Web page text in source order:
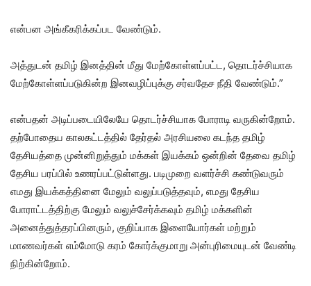
என்பன அங்கீகரிக்கப்பட வேண்டும்.
அத்துடன் தமிழ் இனத்தின் மீது மேற்கோள்ளப்பட்ட, தொடர்ச்சியாக
மேற்கோள்ளப்படுகின்ற இனவழிப்புக்கு சர்வதேச நீதி வேண்டும்.”
என்பதன் அடிப்படையிலேயே தொடர்ச்சியாக போராடி வருகின்றோம்.
தற்போதைய காலகட்டத்தில் தேர்தல் அரசியலை கடந்த தமிழ்
தேசியத்தை முன்னிறுத்தும் மக்கள் இயக்கம் ஒன்றின் தேவை தமிழ்
தேசிய பரப்பில் உணரப்பட்டுள்ளது. படிமுறை வளர்ச்சி கண்டுவரும்
எமது இயக்கத்தினை மேலும் வலுப்படுத்தவும், எமது தேசிய
போராட்டத்திற்கு மேலும் வலுச்சேர்க்கவும் தமிழ் மக்களின்
அனைத்துத்தரப்பினரும், குறிப்பாக இளையோர்கள் மற்றும்
மாணவர்கள் எம்மோடு கரம் கோர்க்குமாறு அன்புரிமையுடன் வேண்டி
நிற்கின்றோம்.